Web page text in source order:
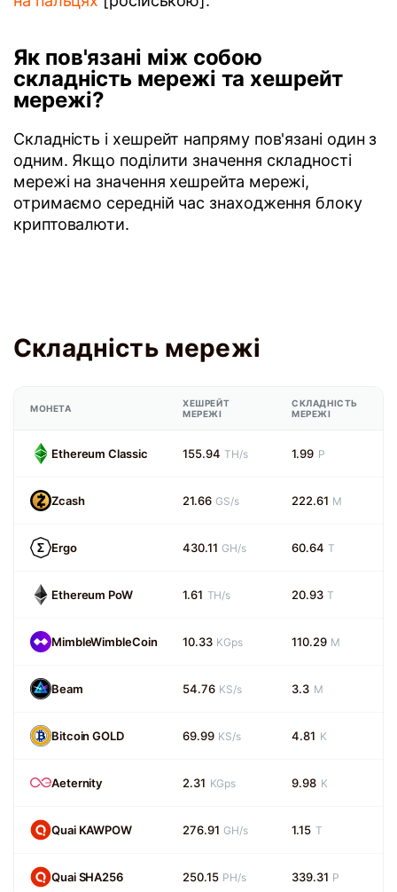
Як пов'язані між собою
складність мережі та хешрейт
мережі?
Складність і хешрейт напряму пов'язані один з
одним. Якщо поділити значення складності
мережі на значення хешрейта мережі,
отримаємо середній час знаходження блоку
криптовалюти.
Складність мережі
МОНЕТА
ХЕШРЕЙТ
МЕРЕЖІ
СКЛАДНІСТЬ
МЕРЕЖІ
Ethereum Classic 155.94 TH/s 1.99 P
Zcash 21.66 GS/s 222.61 M
Ergo 430.11 GH/s 60.64 T
Ethereum PoW 1.61 TH/s 20.93 T
MimbleWimbleCoin 10.33 KGps 110.29 M
Beam 54.76 KS/s 3.3 M
Bitcoin GOLD 69.99 KS/s 4.81 K
Aeternity 2.31 KGps 9.98 K
Quai KAWPOW 276.91 GH/s 1.15 T
Quai SHA256 250.15 PH/s 339.31 P